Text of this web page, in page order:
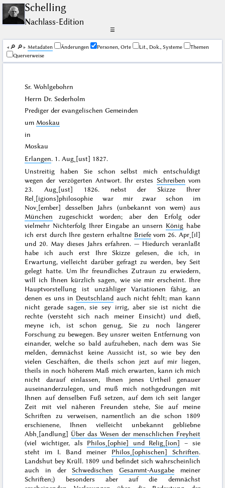
Schelling
Nachlass-Edition
☰
🔎︎ 🔎︎ Me­ta­da­ten Änderungen Personen, Orte Lit., Dok., Systeme
Themen
Querverweise
Sr. Wohlgebohrn
Herrn Dr. Sederholm
Prediger der evangelischen Gemeinden
um Moskau
in
Moskau
Erlangen. 1. Aug˖[ust] 1827.
Unstreitig haben Sie schon selbst mich entschuldigt
wegen der verzögerten Antwort. Ihr erstes Schreiben vom
23. Aug˖[ust] 1826. nebst der Skizze Ihrer
Rel˖[igions]philosophie war mir zwar schon im
Nov˖[ember] desselben Jahrs (unbekannt von wem) aus
München zugeschickt worden; aber den Erfolg oder
vielmehr Nichterfolg Ihrer Eingabe an unsern König habe
ich erst durch Ihregestern erhaltne Briefevom 26. Apr˖[il]
und 20. Maydieses Jahrs erfahren. — Hiedurch veranlaßt
habe ich auch erst Ihre Skizze gelesen, die ich, in
Erwartung, vielleicht darüber gefragt zu werden, bey Seit
gelegt hatte. Um Ihr freundliches Zutraun zu erwiedern,
will ich Ihnen kürzlich sagen, wie sie mir erscheint. Ihre
Hauptvorstellung ist unzähliger Variationen fähig, an
denen es uns in Deutschland auch nicht fehlt; man kann
nicht gerade sagen, sie sey irrig, aber sie ist nicht die
rechte (versteht sich nach meiner Einsicht) und dieß,
meyne ich, ist schon genug, Sie zu noch längerer
Forschung zu bewegen. Bey unsrer weiten Entfernung von
einander, welche so bald aufzuheben, nach dem was Sie
melden, demnächst keine Aussicht ist, so wie bey den
vielen Geschäften, die theils schon jezt auf mir liegen,
theils in noch höherem Maß mich erwarten, kann ich mich
nicht darauf einlassen, Ihnen jenes Urtheil genauer
auseinanderzulegen, und muß mich nothgedrungen mit
Ihnen auf denselben Fuß setzen, auf dem ich seit langer
Zeit mit viel näheren Freunden stehe, Sie auf meine
Schriften zu verweisen, namentlich an die schon 1809
erschienene, Ihnen vielleicht unbekannt gebliebne
Abh˖[andlung] Über das Wesen der menschlichen Freyheit
(viel wichtiger, als Philos˖[ophie] und Relig˖[ion] – sie
steht im I. Band meiner Philos˖[ophischen] Schriften.
Landshut bey Krüll. 1809 und befindet sich wahrscheinlich
auch in der Schwedischen Gesammt-Ausgabe meiner
Schriften;) besonders aber auf die demnächst